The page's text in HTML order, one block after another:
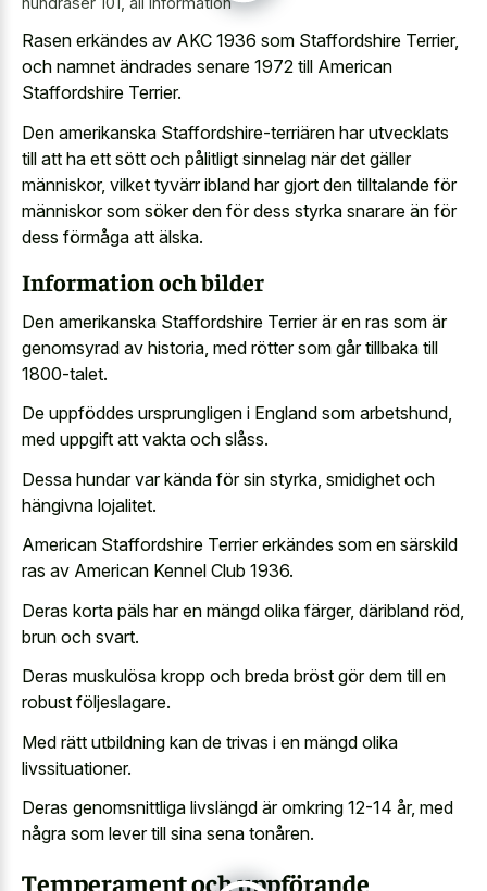
Rasen erkändes av AKC 1936 som Staffordshire Terrier,
och namnet ändrades senare 1972 till American
Staffordshire Terrier.
Den amerikanska Staffordshire-terriären har utvecklats
till att ha ett sött och pålitligt sinnelag när det gäller
människor, vilket tyvärr ibland har gjort den tilltalande för
människor som söker den för dess styrka snarare än för
dess förmåga att älska.
Information och bilder
Den amerikanska Staffordshire Terrier är en ras som är
genomsyrad av historia, med rötter som går tillbaka till
1800-talet.
De uppföddes ursprungligen i England som arbetshund,
med uppgift att vakta och slåss.
Dessa hundar var kända för sin styrka, smidighet och
hängivna lojalitet.
American Staffordshire Terrier erkändes som en särskild
ras av American Kennel Club 1936.
Deras korta päls har en mängd olika färger, däribland röd,
brun och svart.
Deras muskulösa kropp och breda bröst gör dem till en
robust följeslagare.
Med rätt utbildning kan de trivas i en mängd olika
livssituationer.
Deras genomsnittliga livslängd är omkring 12-14 år, med
några som lever till sina sena tonåren.
Temperament och uppförande